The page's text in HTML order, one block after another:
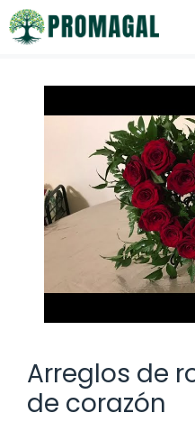
Saltar
al
Arreglos de
de corazón